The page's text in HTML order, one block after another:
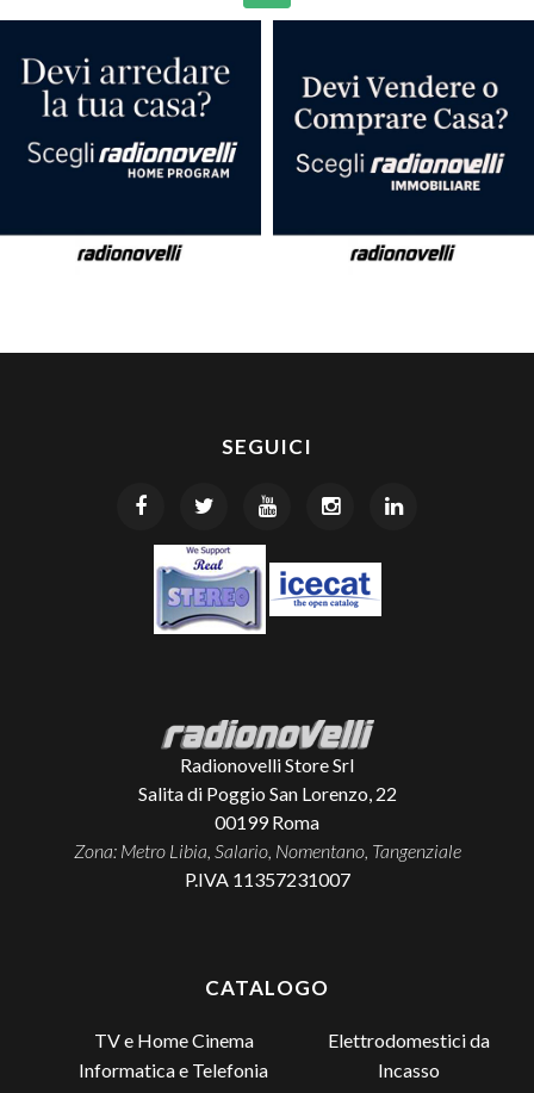
SEGUICI
Radionovelli Store Srl
Salita di Poggio San Lorenzo, 22
00199 Roma
Zona: Metro Libia, Salario, Nomentano, Tangenziale
P.IVA 11357231007
CATALOGO
TV e Home Cinema
Informatica e Telefonia
Elettrodomestici da
Incasso